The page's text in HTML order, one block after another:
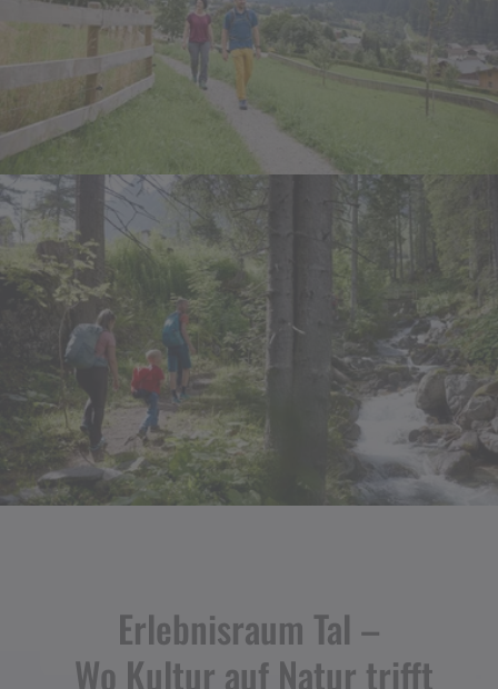
Erlebnisraum Tal –
Wo Kultur auf Natur trifft